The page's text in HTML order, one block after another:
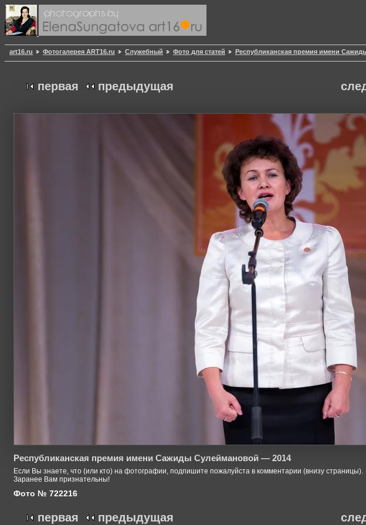
art16.ru Фотогалерея ART16.ru Служебный Фото для статей Республиканская премия имени
первая предыдущая
Республиканская премия имени Сажиды Сулеймановой — 2014
Если Вы знаете, что (или кто) на фотографии, подпишите пожалуйста в комментарии (внизу страницы).
Заранее Вам признательны!
Фото № 722216
первая предыдущая